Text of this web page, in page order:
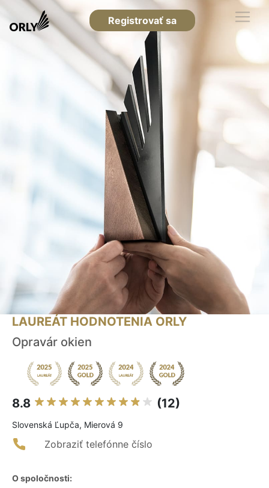
Registrovať sa
LAUREÁT HODNOTENIA ORLY
Opravár okien
8.8 (12)
Slovenská Ľupča, Mierová 9
Zobraziť telefónne číslo
O spoločnosti: